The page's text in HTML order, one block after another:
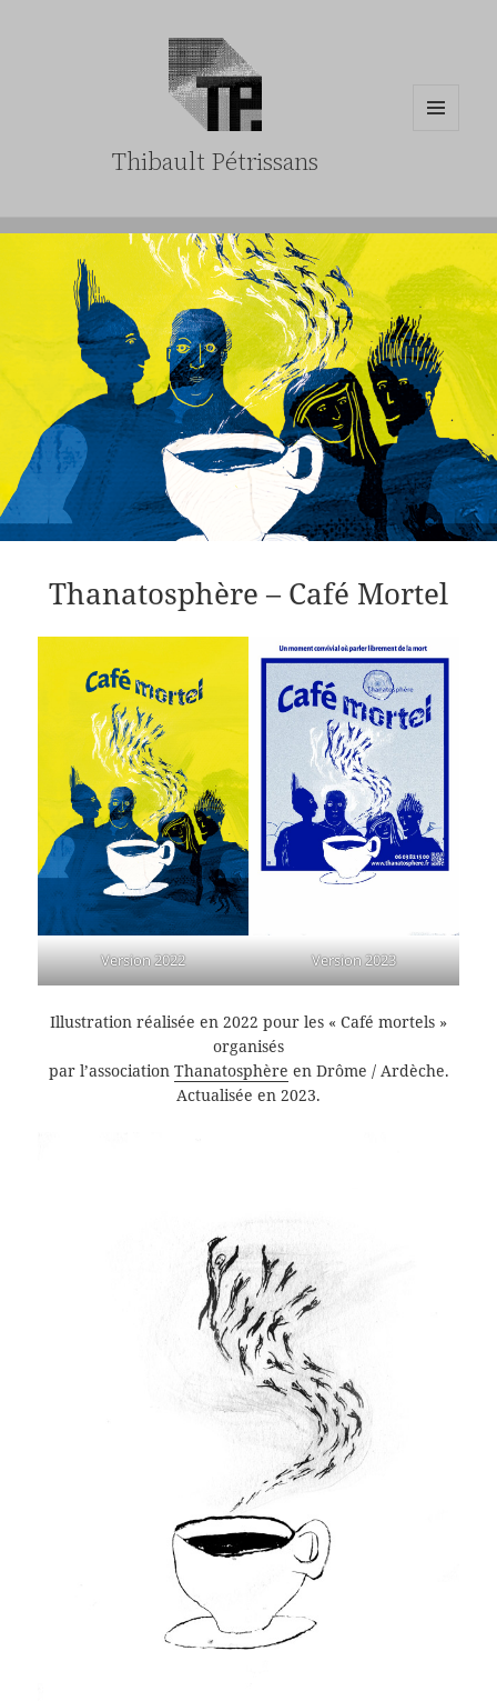
Thibault Pétrissans
Thanatosphère – Café Mortel
Version 2022 Version 2023
Illustration réalisée en 2022 pour les « Café mortels »
organisés
par l’association Thanatosphère en Drôme / Ardèche.
Actualisée en 2023.